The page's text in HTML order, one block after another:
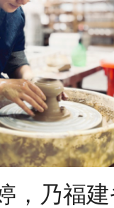
，乃福